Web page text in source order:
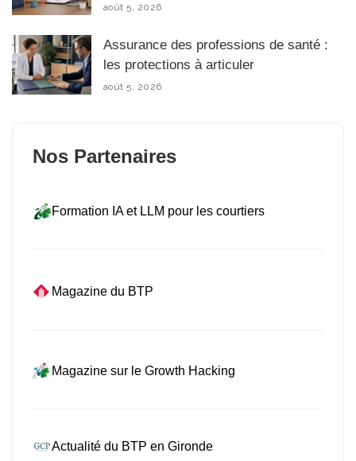
août 5, 2026
Assurance des professions de santé :
les protections à articuler
août 5, 2026
Nos Partenaires
Formation IA et LLM pour les courtiers
Magazine du BTP
Magazine sur le Growth Hacking
Actualité du BTP en Gironde